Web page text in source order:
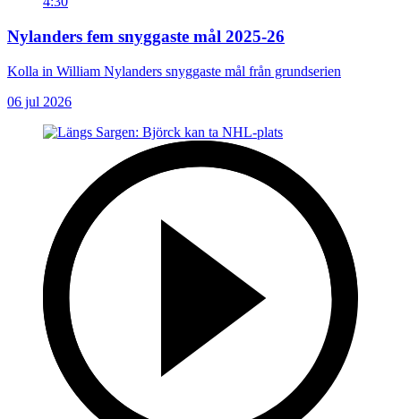
Nylanders fem snyggaste mål 2025-26
Kolla in William Nylanders snyggaste mål från grundserien
06 jul 2026